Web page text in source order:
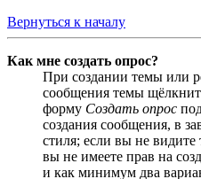
Вернуться к началу
Как мне создать опрос?
При создании темы или
сообщения темы
форму Создать опрос
создания сообщения, в
стиля; если вы не
вы не имеете прав на
и как минимум два